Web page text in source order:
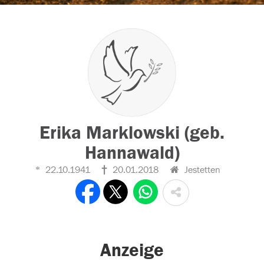
Erika Marklowski (geb.
Hannawald)
22.10.1941 20.01.2018 Jestetten
Anzeige